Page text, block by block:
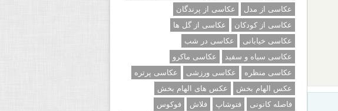
عکاسی از مدل
عکاسی از پرندگان
عکاسی از کودکان
عکاسی از گل ها
عکاسی خیابانی
عکاسی در شب
عکاسی سیاه و سفید
عکاسی ماکرو
عکاسی منظره
عکاسی ورزشی
عکاسی پرتره
عکس الهام بخش
عکس های الهام بخش
فاصله کانونی
فتوشاپ فلاش
فوکوس